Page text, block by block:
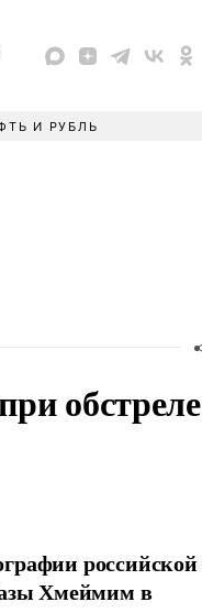
И РУБЛЬ
обстреле
российской
Хмеймим в